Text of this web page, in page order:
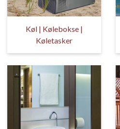
Køl | Kølebokse |
Køletasker